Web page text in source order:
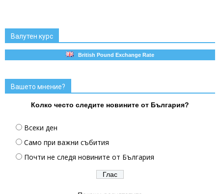
Валутен курс
British Pound Exchange Rate
Вашето мнение?
Колко често следите новините от България?
Всеки ден
Само при важни събития
Почти не следя новините от България